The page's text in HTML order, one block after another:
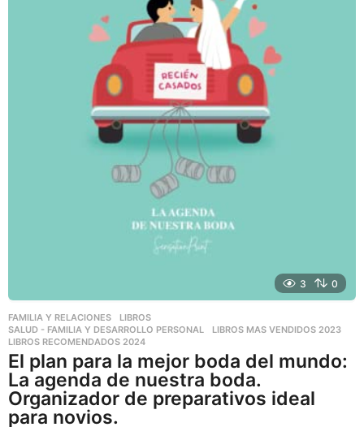
3 0
FAMILIA Y RELACIONES ,LIBROS
SALUD - FAMILIA Y DESARROLLO PERSONAL
LIBROS MAS VENDIDOS 2023
LIBROS RECOMENDADOS 2024
El plan para la mejor boda del mundo:
La agenda de nuestra boda.
Organizador de preparativos ideal
para novios.